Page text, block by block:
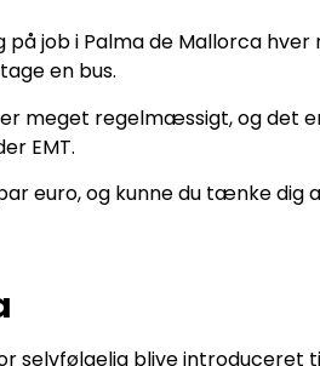
job i Palma de Mallorca
en bus.
meget regelmæssigt, og det
EMT.
euro, og kunne du tænke
selvfølgelig blive introduceret